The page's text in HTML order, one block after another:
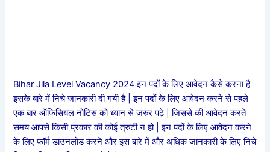
Bihar Jila Level Vacancy 2024 इन पदों के लिए आवेदन कैसे करना है
इसके बारे में निचे जानकारी दी गयी है | इन पदों के लिए आवेदन करने से पहले
एक बार ऑफिसियल नोटिस को ध्यान से जरुर पढ़े | जिससे की आवेदन करते
समय आपसे किसी प्रकार की कोई त्रुटी न हो | इन पदों के लिए आवेदन करने
के लिए फॉर्म डाउनलोड करने और इस बारे में और अधिक जानकारी के लिए निचे